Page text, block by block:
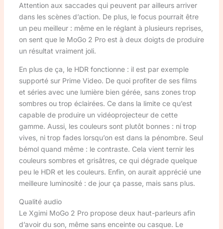
Attention aux saccades qui peuvent par ailleurs arriver
dans les scènes d’action. De plus, le focus pourrait être
un peu meilleur : même en le réglant à plusieurs reprises,
on sent que le MoGo 2 Pro est à deux doigts de produire
un résultat vraiment joli.
En plus de ça, le HDR fonctionne : il est par exemple
supporté sur Prime Video. De quoi profiter de ses films
et séries avec une lumière bien gérée, sans zones trop
sombres ou trop éclairées. Ce dans la limite ce qu’est
capable de produire un vidéoprojecteur de cette
gamme. Aussi, les couleurs sont plutôt bonnes : ni trop
vives, ni trop fades lorsqu’on est dans la pénombre. Seul
bémol quand même : le contraste. Cela vient ternir les
couleurs sombres et grisâtres, ce qui dégrade quelque
peu le HDR et les couleurs. Enfin, on aurait apprécié une
meilleure luminosité : de jour ça passe, mais sans plus.
Qualité audio
Le Xgimi MoGo 2 Pro propose deux haut-parleurs afin
d’avoir du son, même sans enceinte ou casque. Le